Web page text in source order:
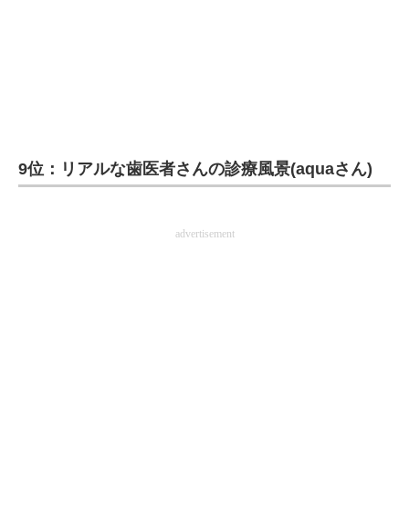
9位：リアルな歯医者さんの診療風景(aquaさん)
advertisement